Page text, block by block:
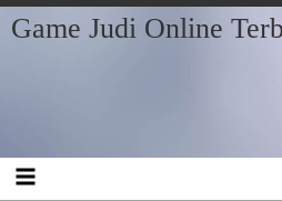
Skip
to
Skip
to
Skip
to
Skip
to
Skip
to
Skip
to
Skip
to
Game Judi Online